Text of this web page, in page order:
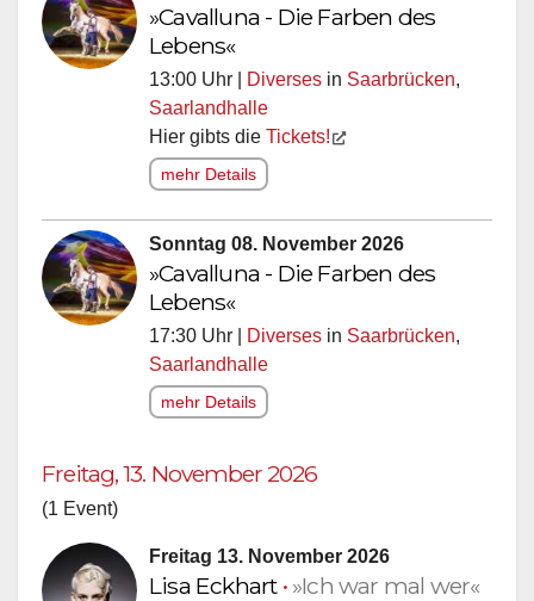
»Cavalluna - Die Farben des
Lebens«
13:00 Uhr | Diverses in Saarbrücken,
Saarlandhalle
Hier gibts die Tickets!
mehr Details
Sonntag 08. November 2026
»Cavalluna - Die Farben des
Lebens«
17:30 Uhr | Diverses in Saarbrücken,
Saarlandhalle
mehr Details
Freitag, 13. November 2026
(1 Event)
Freitag 13. November 2026
Lisa Eckhart • »Ich war mal wer«